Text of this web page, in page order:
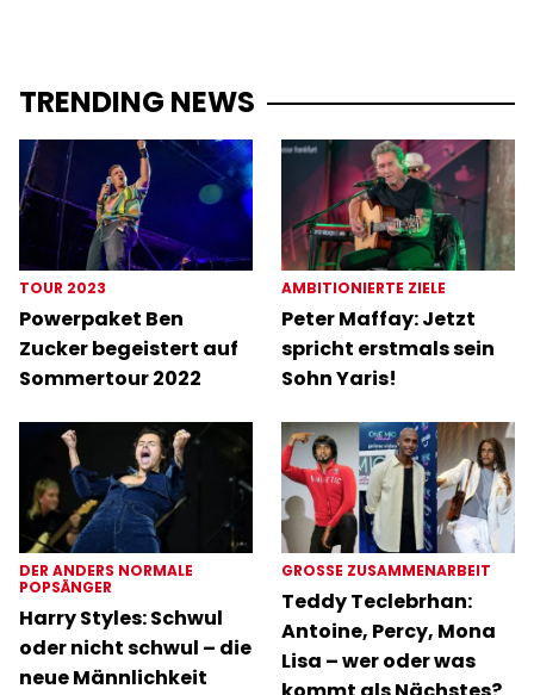
TRENDING NEWS
TOUR 2023
Powerpaket Ben
Zucker begeistert auf
Sommertour 2022
AMBITIONIERTE ZIELE
Peter Maffay: Jetzt
spricht erstmals sein
Sohn Yaris!
DER ANDERS NORMALE
POPSÄNGER
Harry Styles: Schwul
oder nicht schwul – die
neue Männlichkeit
GROSSE ZUSAMMENARBEIT
Teddy Teclebrhan:
Antoine, Percy, Mona
Lisa – wer oder was